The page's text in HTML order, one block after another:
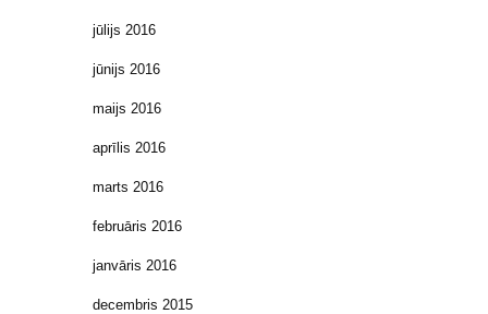
jūlijs 2016
jūnijs 2016
maijs 2016
aprīlis 2016
marts 2016
februāris 2016
janvāris 2016
decembris 2015